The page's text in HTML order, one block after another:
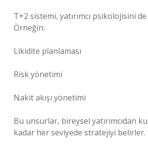
T+2 sistemi, yatırımcı psikolojisini
Örneğin:
Likidite planlaması
Risk yönetimi
Nakit akışı yönetimi
Bu unsurlar, bireysel yatırımcıdan
kadar her seviyede stratejiyi belirler.